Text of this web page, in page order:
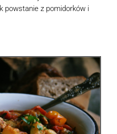
powstanie z pomidorków i